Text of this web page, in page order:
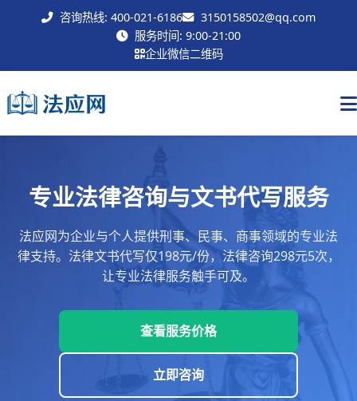
咨询热线: 400-021-6186
3150158502@qq.com
服务时间: 9:00-21:00
企业微信二维码
专业法律咨询与文书代写服务
法应网为企业与个人提供刑事、民事、商事领域的专业法
律支持。法律文书代写仅198元/份，法律咨询298元5次，
让专业法律服务触手可及。
查看服务价格
立即咨询